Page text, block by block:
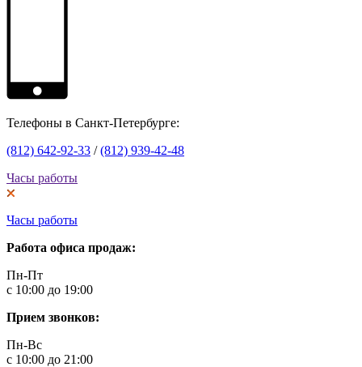
Телефоны в Санкт-Петербурге:
(812) 642-92-33 /(812) 939-42-48
Часы работы
Часы работы
Работа офиса продаж:
Пн-Пт
с 10:00 до 19:00
Прием звонков:
Пн-Вс
с 10:00 до 21:00